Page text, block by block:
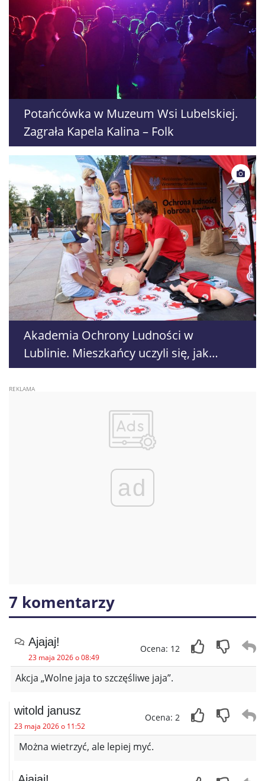
Potańcówka w Muzeum Wsi Lubelskiej.
Zagrała Kapela Kalina – Folk
Akademia Ochrony Ludności w
Lublinie. Mieszkańcy uczyli się, jak
reagować w sytuacjach zagrożenia
ad
7 komentarzy
Ajajaj!
23 maja 2026 o 08:49
Ocena: 12
Akcja „Wolne jaja to szczęśliwe jaja”.
witold janusz
23 maja 2026 o 11:52
Ocena: 2
Można wietrzyć, ale lepiej myć.